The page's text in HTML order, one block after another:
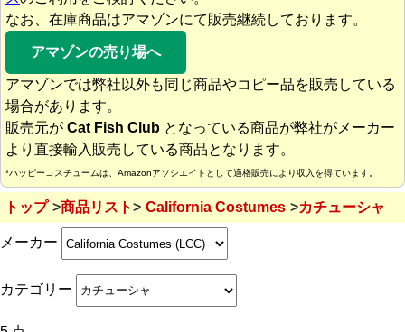
なお、在庫商品はアマゾンにて販売継続しております。
アマゾンの売り場へ
アマゾンでは弊社以外も同じ商品やコピー品を販売している
場合があります。
販売元が Cat Fish Club となっている商品が弊社がメーカー
より直接輸入販売している商品となります。
*ハッピーコスチュームは、Amazonアソシエイトとして適格販売により収入を得ています。
トップ 商品リスト California Costumes カチューシャ
メーカー
カテゴリー